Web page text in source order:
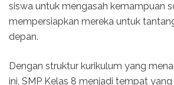
siswa untuk mengasah kemampuan
mempersiapkan mereka untuk
depan.
Dengan struktur kurikulum yang
ini, SMP Kelas 8 menjadi tempat